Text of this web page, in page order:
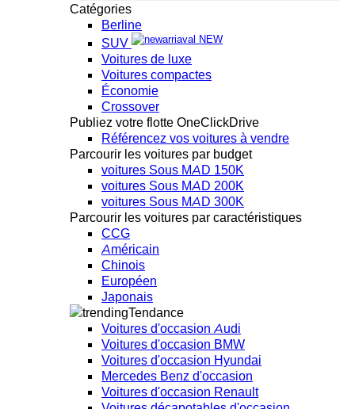
Catégories
Berline
SUV
NEW
Voitures de luxe
Voitures compactes
Économie
Crossover
Publiez votre flotte OneClickDrive
Référencez vos voitures à vendre
Parcourir les voitures par budget
voitures Sous MAD 150K
voitures Sous MAD 200K
voitures Sous MAD 300K
Parcourir les voitures par caractéristiques
CCG
Américain
Chinois
Européen
Japonais
Tendance
Voitures d'occasion Audi
Voitures d'occasion BMW
Voitures d'occasion Hyundai
Mercedes Benz d'occasion
Voitures d'occasion Renault